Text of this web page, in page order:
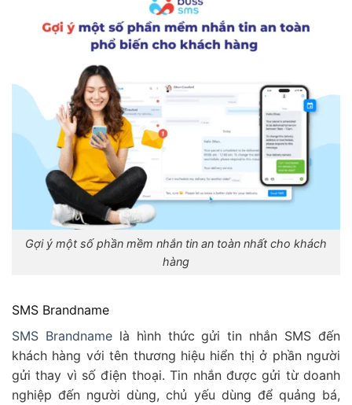
Gợi ý một số phần mềm nhắn tin an toàn nhất cho khách
hàng
SMS Brandname
SMS Brandnamelà hình thức gửi tin nhắn SMS đến
khách hàng với tên thương hiệu hiển thị ở phần người
gửi thay vì số điện thoại. Tin nhắn được gửi từ doanh
nghiệp đến người dùng, chủ yếu dùng để quảng bá,